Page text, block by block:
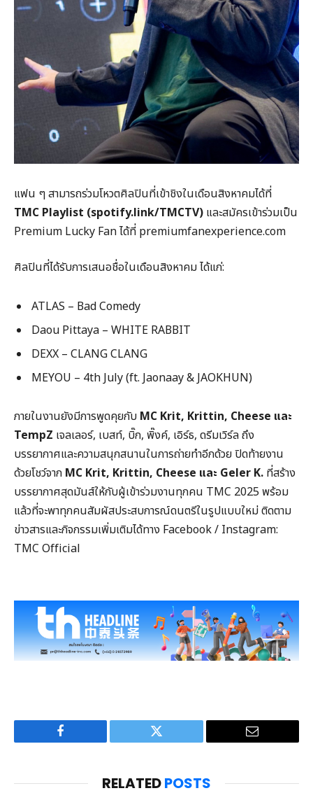
แฟน ๆ สามารถร่วมโหวตศิลปินที่เข้าชิงในเดือนสิงหาคมได้ที่
TMC Playlist (spotify.link/TMCTV) และสมัครเข้าร่วมเป็น
Premium Lucky Fan ได้ที่ premiumfanexperience.com
ศิลปินที่ได้รับการเสนอชื่อในเดือนสิงหาคม ได้แก่:
ATLAS – Bad Comedy
Daou Pittaya – WHITE RABBIT
DEXX – CLANG CLANG
MEYOU – 4th July (ft. Jaonaay & JAOKHUN)
ภายในงานยังมีการพูดคุยกับ MC Krit, Krittin, Cheese และ
TempZ เจลเลอร์, เบสท์, บิ๊ก, พิ๊งค์, เอิร์ธ, ดรีมเวิร์ล ถึง
บรรยากาศและความสนุกสนานในการถ่ายทำอีกด้วย ปิดท้ายงาน
ด้วยโชว์จาก MC Krit, Krittin, Cheese และ Geler K. ที่สร้าง
บรรยากาศสุดมันส์ให้กับผู้เข้าร่วมงานทุกคน TMC 2025 พร้อม
แล้วที่จะพาทุกคนสัมผัสประสบการณ์ดนตรีในรูปแบบใหม่ ติดตาม
ข่าวสารและกิจกรรมเพิ่มเติมได้ทาง Facebook / Instagram:
TMC Official
Facebook Twitter Email
RELATEDPOSTS